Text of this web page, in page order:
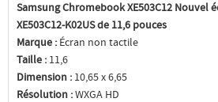
Samsung Chromebook XE503C12 Nouvel
XE503C12-K02US de 11,6 pouces
Marque : Écran non tactile
Taille : 11,6
Dimension : 10,65 x 6,65
Résolution :WXGA HD